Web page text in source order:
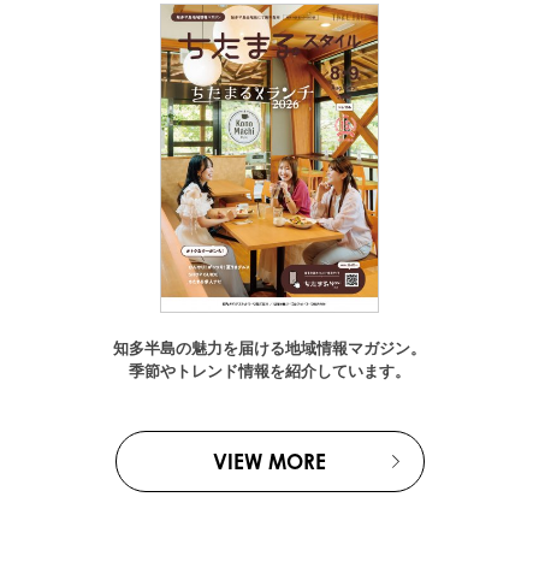
知多半島の魅力を届ける地域情報マガジン。
季節やトレンド情報を紹介しています。
VIEW MORE